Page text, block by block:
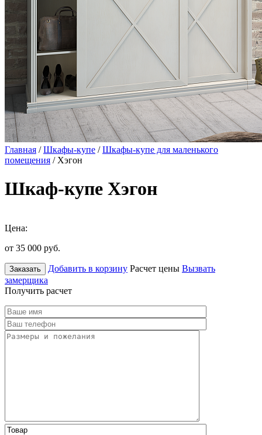
Главная /Шкафы-купе /Шкафы-купе для маленького
помещения / Хэгон
Шкаф-купе Хэгон
Цена:
от 35 000 руб.
Заказать Добавить в корзину Расчет цены Вызвать
замерщика
Получить расчет